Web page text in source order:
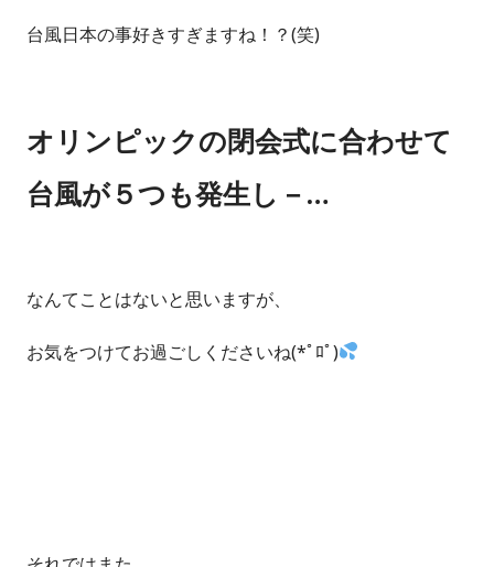
台風日本の事好きすぎますね！？(笑)
オリンピックの閉会式に合わせて
台風が５つも発生し－…
なんてことはないと思いますが、
お気をつけてお過ごしくださいね(*ﾟﾛﾟ)